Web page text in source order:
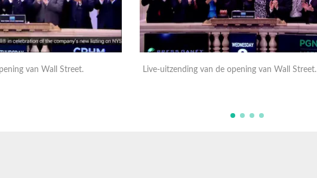
van Wall Street. Live-uitzending van de opening van Wall Street.